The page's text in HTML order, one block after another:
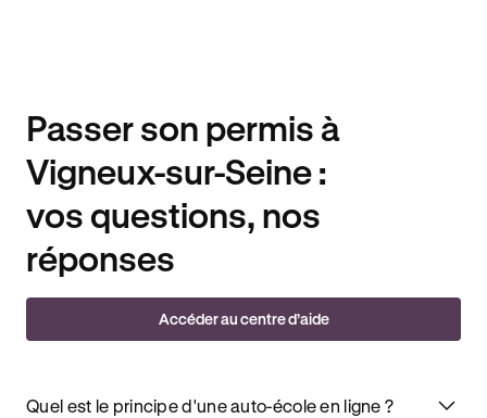
Passer son permis à
Vigneux-sur-Seine :
vos questions, nos
réponses
Accéder au centre d’aide
Quel est le principe d'une auto-école en ligne ?